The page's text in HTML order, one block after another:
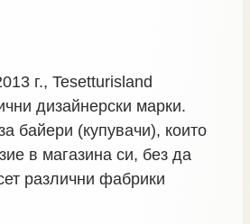
г., Tesetturisland
дизайнерски марки.
байери (купувачи), които
в магазина си, без да
различни фабрики